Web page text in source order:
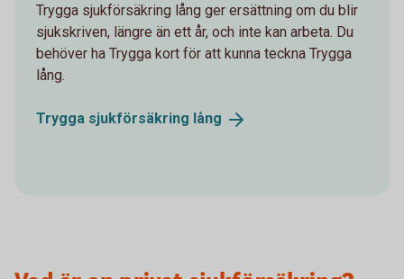
Trygga sjukförsäkring lång ger ersättning om du blir
sjukskriven, längre än ett år, och inte kan arbeta. Du
behöver ha Trygga kort för att kunna teckna Trygga
lång.
Trygga sjukförsäkring lång